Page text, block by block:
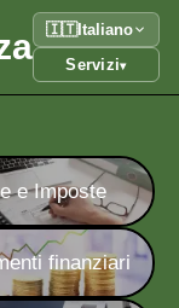
🇮🇹 Italiano
Servizi▾
e Imposte
finanziari